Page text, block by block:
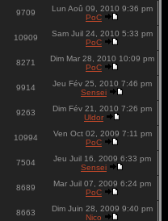
9709
Lun Aoû 09, 2010 9:36 pm
PoC
10909
Sam Juil 24, 2010 5:33 pm
PoC
8271
Dim Mar 28, 2010 10:09 pm
PoC
9914
Jeu Fév 25, 2010 7:46 pm
Sensei
9263
Dim Fév 21, 2010 7:26 pm
Uldor
10994
Ven Oct 02, 2009 7:11 pm
PoC
7504
Jeu Juil 16, 2009 6:33 pm
Sensei
8689
Mar Juil 07, 2009 6:24 pm
PoC
8663
Dim Juin 28, 2009 9:40 pm
Nico